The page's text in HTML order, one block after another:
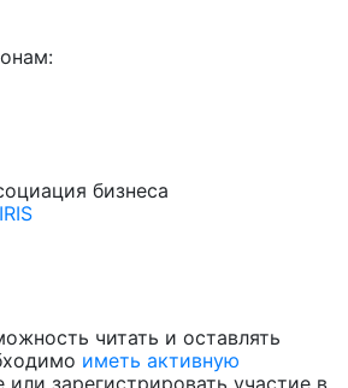
бизнеса
читать и оставлять
иметь активную